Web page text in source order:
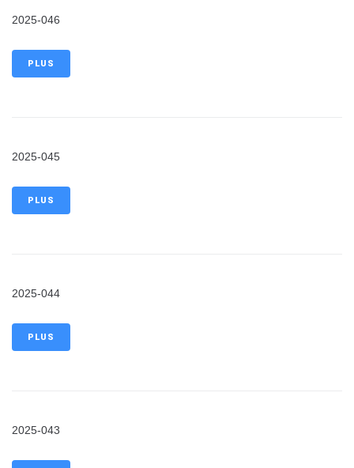
2025-046
PLUS
2025-045
PLUS
2025-044
PLUS
2025-043